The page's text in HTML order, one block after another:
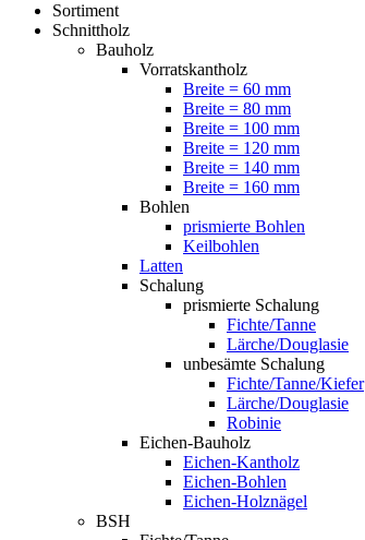
Sortiment
Schnittholz
Bauholz
Vorratskantholz
Breite = 60 mm
Breite = 80 mm
Breite = 100 mm
Breite = 120 mm
Breite = 140 mm
Breite = 160 mm
Bohlen
prismierte Bohlen
Keilbohlen
Latten
Schalung
prismierte Schalung
Fichte/Tanne
Lärche/Douglasie
unbesämte Schalung
Fichte/Tanne/Kiefer
Lärche/Douglasie
Robinie
Eichen-Bauholz
Eichen-Kantholz
Eichen-Bohlen
Eichen-Holznägel
BSH